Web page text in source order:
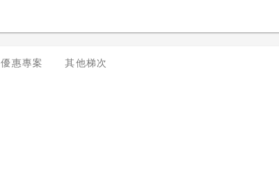
優惠專案 其他梯次